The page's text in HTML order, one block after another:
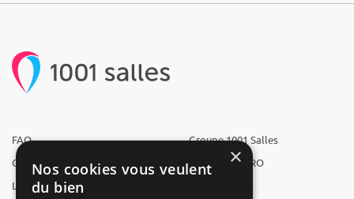
FAQ
Qui sommes-nous ?
L'équipe
Groupe 1001 Salles
1001 Salles PRO
1001 Traiteurs
×
Nos cookies vous veulent
du bien